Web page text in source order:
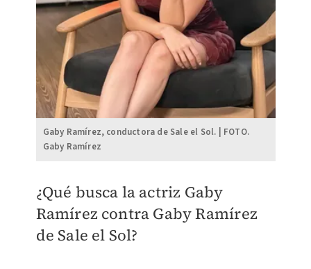
Gaby Ramírez, conductora de Sale el Sol. | FOTO.
Gaby Ramírez
¿Qué busca la actriz Gaby
Ramírez contra Gaby Ramírez
de Sale el Sol?